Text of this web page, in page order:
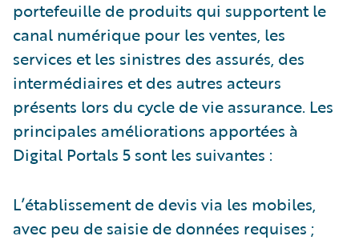
portefeuille de produits qui supportent le
canal numérique pour les ventes, les
services et les sinistres des assurés, des
intermédiaires et des autres acteurs
présents lors du cycle de vie assurance. Les
principales améliorations apportées à
Digital Portals 5 sont les suivantes :
L’établissement de devis via les mobiles,
avec peu de saisie de données requises ;